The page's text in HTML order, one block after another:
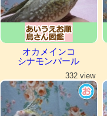
オカメインコ
シナモンパール
332 view